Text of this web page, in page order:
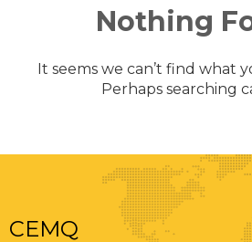
Nothing
It seems we can’t find what
Perhaps searching
CEMQ